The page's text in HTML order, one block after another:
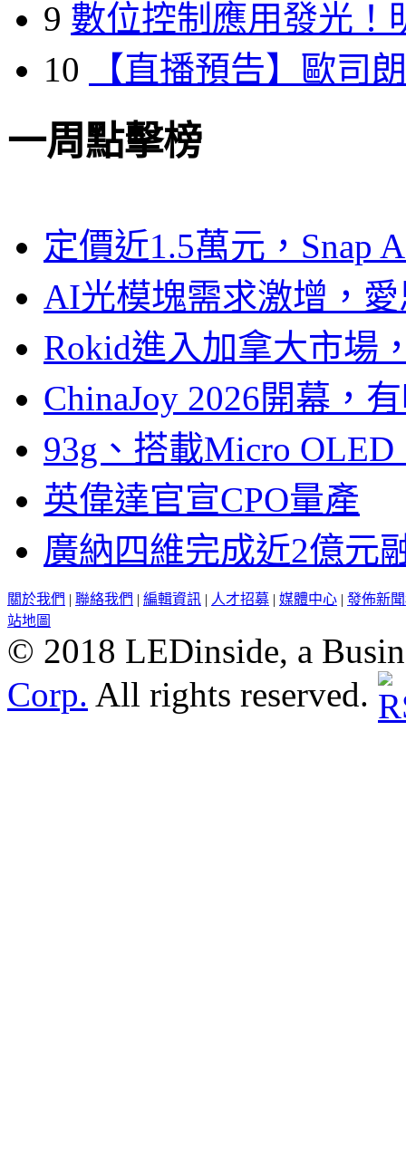
9 數位控制應用發光！
10
【直播預告】歐司
一周點擊榜
定價近1.5萬元，Snap
AI光模塊需求激增，
Rokid進入加拿大市場
ChinaJoy 2026開幕，
93g、搭載Micro
英偉達官宣CPO量產
廣納四維完成近2億元
關於我們 | 聯絡我們 | 編輯資訊 | 人才招募 | 媒體中心 | 發佈新
站地圖
© 2018 LEDinside, a
Corp. All rights reserved.